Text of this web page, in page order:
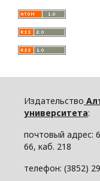
Издательство
университета:
почтовый адрес:
66, каб. 218
телефон: (3852)